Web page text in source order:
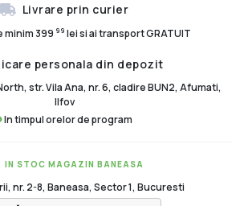
Livrare prin curier
minim 399 99 lei si ai transport GRATUIT
personala din depozit
str. Vila Ana, nr. 6, cladire BUN2, Afumati,
Ilfov
In timpul orelor de program
IN STOC MAGAZIN BANEASA
nr. 2-8, Baneasa, Sector 1, Bucuresti